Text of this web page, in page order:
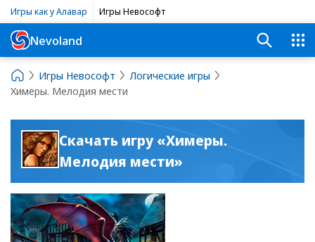
Игры как у Алавар Игры Невософт
Nevoland
Игры Невософт
Логические игры
Химеры. Мелодия мести
Скачать игру «Химеры.
Мелодия мести»